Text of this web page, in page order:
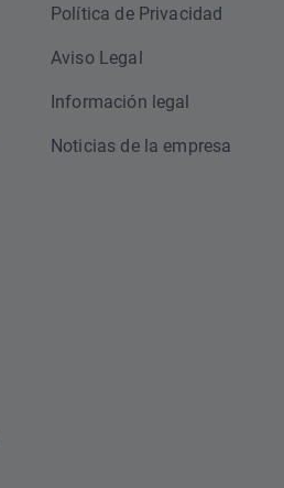
Política de Privacidad
Aviso Legal
Información legal
Noticias de la empresa